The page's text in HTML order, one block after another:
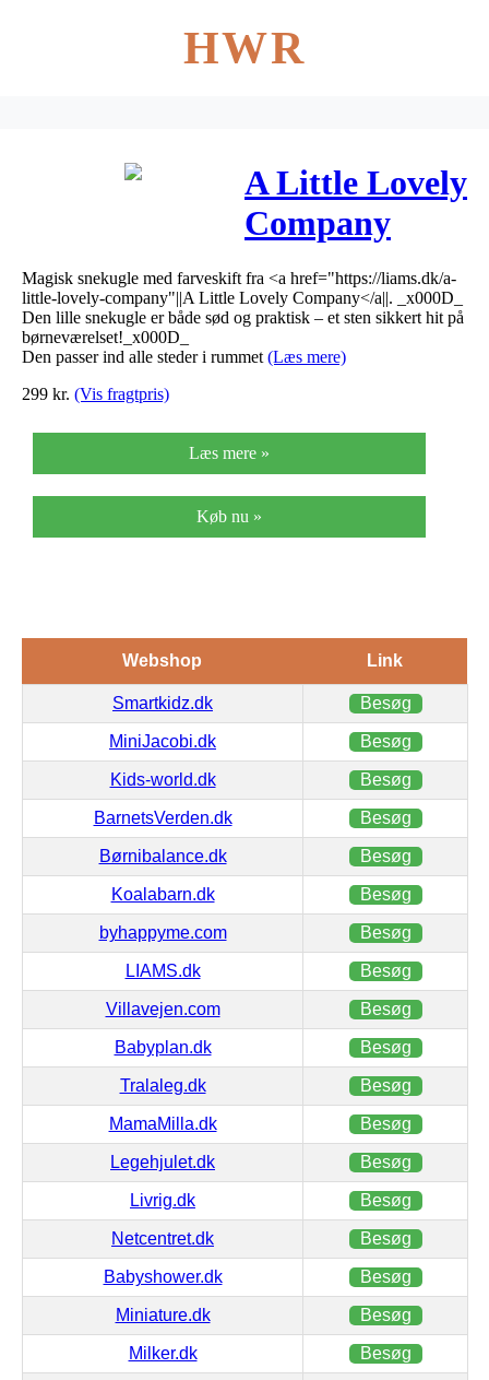
HWR
A Little Lovely
Company
Snekugle med
Lys Panda
Magisk snekugle med farveskift fra <a href="https://liams.dk/a-
little-lovely-company"||A Little Lovely Company</a||. _x000D_
Den lille snekugle er både sød og praktisk – et sten sikkert hit på
børneværelset!_x000D_
Den passer ind alle steder i rummet (Læs mere)
299 kr. (Vis fragtpris)
Læs mere »
Køb nu »
Webshop Link
Smartkidz.dk Besøg
MiniJacobi.dk Besøg
Kids-world.dk Besøg
BarnetsVerden.dk Besøg
Børnibalance.dk Besøg
Koalabarn.dk Besøg
byhappyme.com Besøg
LIAMS.dk Besøg
Villavejen.com Besøg
Babyplan.dk Besøg
Tralaleg.dk Besøg
MamaMilla.dk Besøg
Legehjulet.dk Besøg
Livrig.dk Besøg
Netcentret.dk Besøg
Babyshower.dk Besøg
Miniature.dk Besøg
Milker.dk Besøg